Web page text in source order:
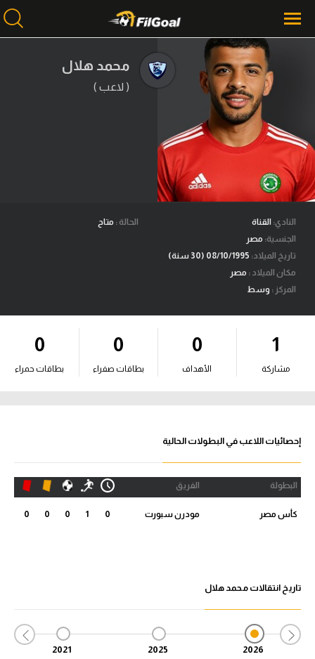
محتوى إخباري
الرئيسية
أخبار
ميركاتو
فانتازي في الجول
مسابقة التوقعات
فيديوهات
آراء حرة
ركن الألعاب
الدوري المصري
الدوري الإنجليزي الممتاز
الدوري الألماني
الدوري الفرنسي
محمد هلال
( لاعب )
النادي: القناة
الجنسية: مصر
تاريخ الميلاد:
مكان الميلاد : مصر
المركز : وسط
الحالة : متاح
1
مشاركة
0
الأهداف
0
بطاقات صفراء
0
بطاقات حمراء
إحصائيات اللاعب في البطولات الحالية
البطولة الفريق
كأس مصر مودرن سبورت 0
1
0
0
0
تاريخ انتقالات محمد هلال
2026
2025
2021